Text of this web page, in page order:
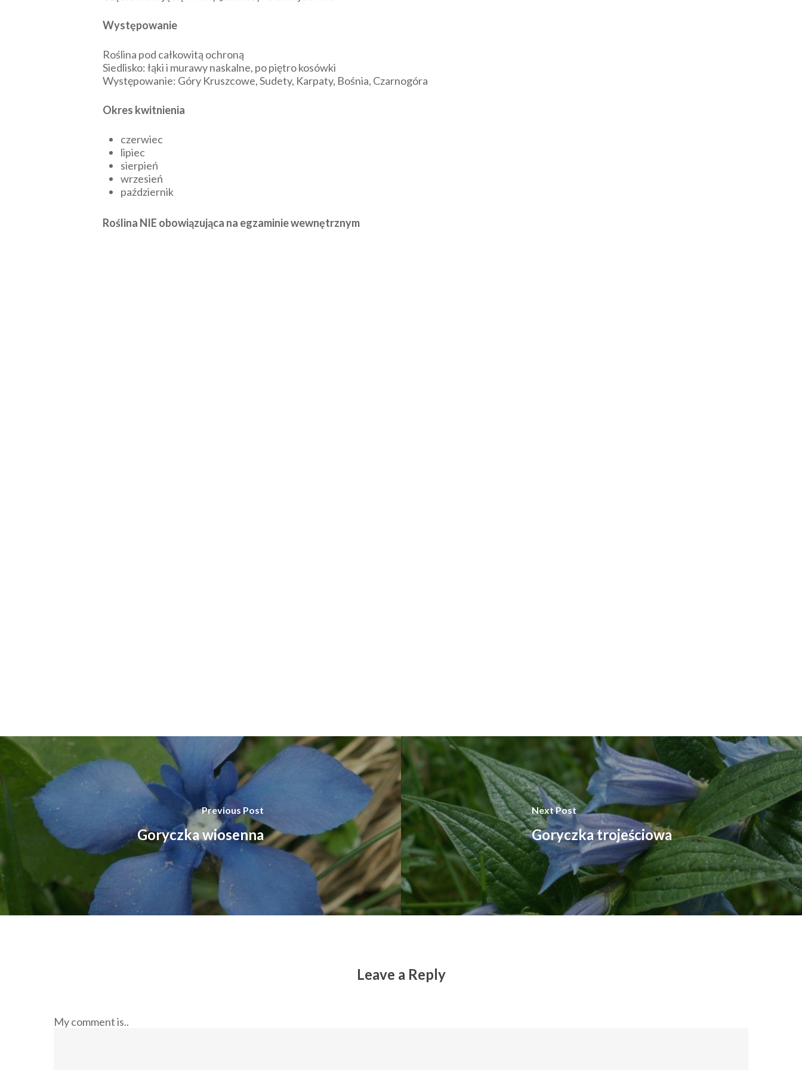
Występowanie
Roślina pod całkowitą ochroną
Siedlisko: łąki i murawy naskalne, po piętro kosówki
Występowanie: Góry Kruszcowe, Sudety, Karpaty, Bośnia, Czarnogóra
Okres kwitnienia
czerwiec
lipiec
sierpień
wrzesień
październik
Roślina NIE obowiązująca na egzaminie wewnętrznym
Previous Post
Goryczka wiosenna
Next Post
Goryczka trojeściowa
Leave a Reply
My comment is..